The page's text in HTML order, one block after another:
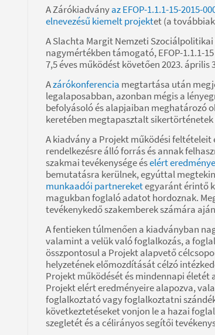
A Zárókiadványaz EFOP-1.1.1-15-2015-
elnevezésű kiemelt projektet (a
A Slachta Margit Nemzeti
nagymértékben támogató, EFOP-1.1.1-
7,5 éves működést követően 2023. április
Azárókonferencia megtartása után
legalaposabban, azonban mégis a
befolyásoló és alapjaiban meghatározó
keretében megtapasztalt
A kiadvány a Projekt működési
rendelkezésre álló forrás és annak
szakmai tevékenysége éselért
bemutatásra kerülnek, egyúttal
munkaadói partnereketegyaránt érintő
magukban foglaló adatot hordoznak.
tevékenykedő szakemberek számára
A fentieken túlmenően a kiadványban
valamint a velük való foglalkozás, a
összpontosul a Projekt alapvető
helyzetének előmozdítását célzó
Projekt működését és mindennapi
Projekt elért eredményeire alapozva,
foglalkoztató vagy foglalkoztatni
következtetéseket vonjon le a hazai
szegletét és a célirányos segítői